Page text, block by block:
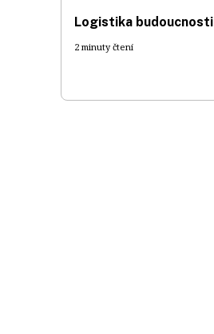
Logistika budoucnosti
2 minuty čtení